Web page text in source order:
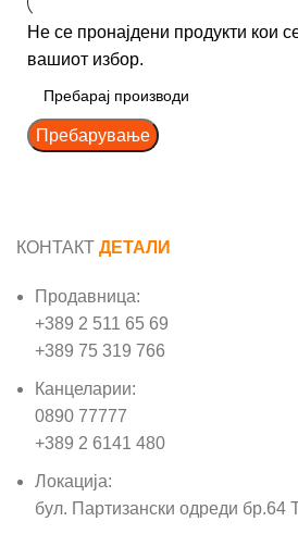
Не се пронајдени продукти кои
вашиот избор.
Пребарување
КОНТАКТ ДЕТАЛИ
Продавница:
+389 2 511 65 69
+389 75 319 766
Канцеларии:
0890 77777
+389 2 6141 480
Локација:
бул. Партизански одреди бр.64